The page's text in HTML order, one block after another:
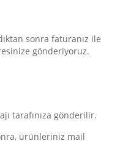
sonra faturanız ile
gönderiyoruz.
tarafınıza gönderilir.
ürünleriniz mail